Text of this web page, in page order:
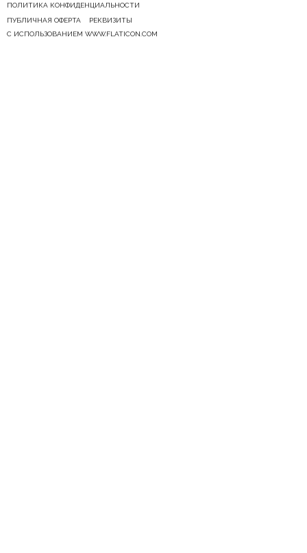
РЕКВИЗИТЫ
ПОЛИТИКА КОНФИДЕНЦИАЛЬНОСТИ
ПУБЛИЧНАЯ ОФЕРТА
С ИСПОЛЬЗОВАНИЕМ WWW.FLATICON.COM